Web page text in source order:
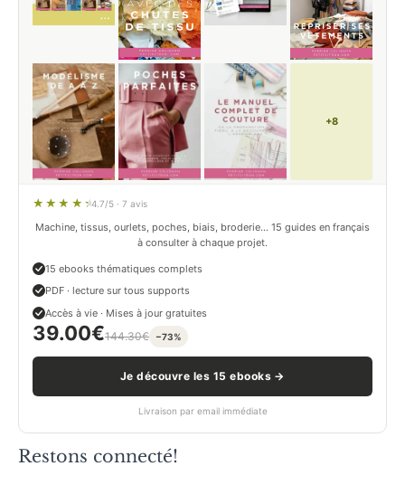
+8
4.7/5 · 7 avis
Machine, tissus, ourlets, poches, biais, broderie… 15 guides en français
à consulter à chaque projet.
15 ebooks thématiques complets
PDF · lecture sur tous supports
Accès à vie · Mises à jour gratuites
39.00€144.30€ −73%
Je découvre les 15 ebooks →
Livraison par email immédiate
Restons connecté!